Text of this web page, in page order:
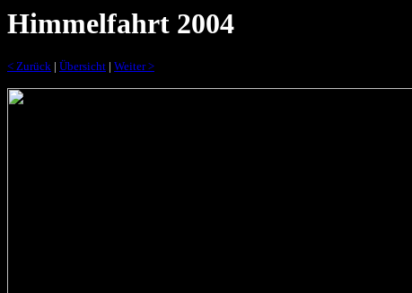
Himmelfahrt 2004
< Zurück | Übersicht | Weiter >